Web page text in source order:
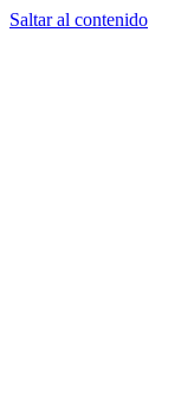
Saltar al contenido